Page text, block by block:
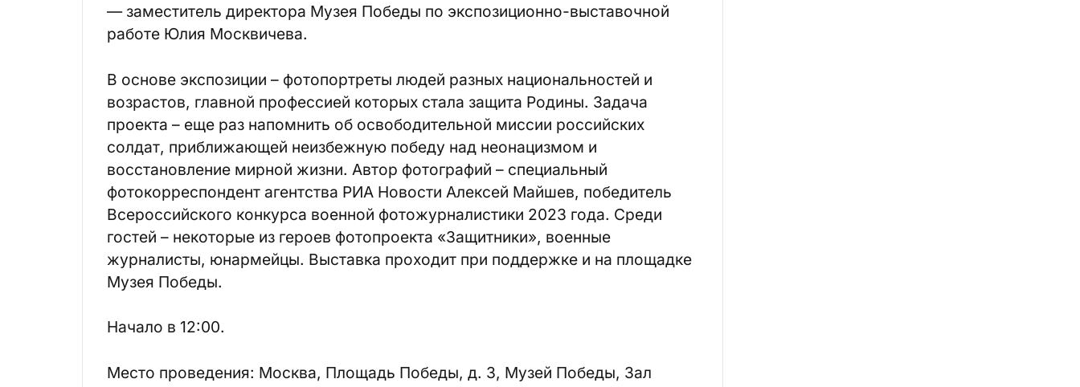
— заместитель директора Музея Победы по экспозиционно-выставочной
работе Юлия Москвичева.
В основе экспозиции – фотопортреты людей разных национальностей и
возрастов, главной профессией которых стала защита Родины. Задача
проекта – еще раз напомнить об освободительной миссии российских
солдат, приближающей неизбежную победу над неонацизмом и
восстановление мирной жизни. Автор фотографий – специальный
фотокорреспондент агентства РИА Новости Алексей Майшев, победитель
Всероссийского конкурса военной фотожурналистики 2023 года. Среди
гостей – некоторые из героев фотопроекта «Защитники», военные
журналисты, юнармейцы. Выставка проходит при поддержке и на площадке
Музея Победы.
Начало в 12:00.
Место проведения: Москва, Площадь Победы, д. 3, Музей Победы, Зал